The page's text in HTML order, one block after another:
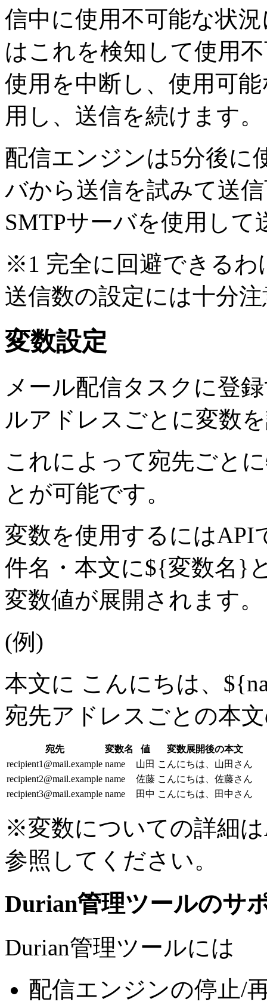
信中に使用不可能な状
はこれを検知して使用
使用を中断し、使用可
用し、送信を続けます。
配信エンジンは5分後に
バから送信を試みて送
SMTPサーバを使用して
※1 完全に回避できるわ
送信数の設定には十分
変数設定
メール配信タスクに登
ルアドレスごとに変数
これによって宛先ごと
とが可能です。
変数を使用するにはAPI
件名・本文に${変数名}
変数値が展開されます。
(例)
本文に こんにちは、
宛先アドレスごとの本
宛先 変数名 値
変数展開後の本文
recipient1@mail.example name 山田 こんにちは、山田さん
recipient2@mail.example name 佐藤 こんにちは、佐藤さん
recipient3@mail.example name 田中 こんにちは、田中さん
※変数についての詳細
参照してください。
Durian管理ツールのサ
Durian管理ツールには
配信エンジンの停止/